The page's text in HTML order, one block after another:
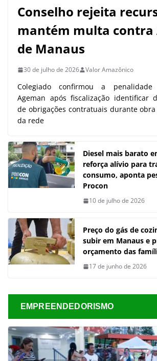
Conselho rejeita
mantém multa contra
de Manaus
30 de julho de 2026 Valor Amazônico
Colegiado confirmou a
Ageman após fiscalização identificar
de obrigações contratuais durante
da rede
Diesel mais barato
reforça alívio para
consumo, aponta
Procon
10 de julho de 2026
Preço do gás de
subir em Manaus e
orçamento das
17 de junho de 2026
EMPREENDEDORISMO